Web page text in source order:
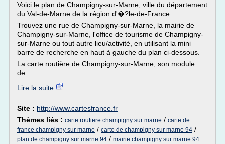
Voici le plan de Champigny-sur-Marne, ville du département
du Val-de-Marne de la région d'�?le-de-France .
Trouvez une rue de Champigny-sur-Marne, la mairie de
Champigny-sur-Marne, l'office de tourisme de Champigny-
sur-Marne ou tout autre lieu/activité, en utilisant la mini
barre de recherche en haut à gauche du plan ci-dessous.
La carte routière de Champigny-sur-Marne, son module
de...
Lire la suite
Site : http://www.cartesfrance.fr
Thèmes liés : carte routiere champigny sur marne / carte de
france champigny sur marne / carte de champigny sur marne 94 /
plan de champigny sur marne 94 / mairie champigny sur marne 94